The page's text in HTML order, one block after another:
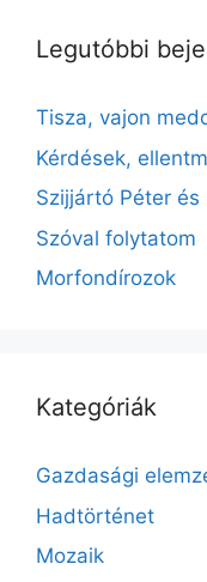
Legutóbbi
Tisza, vajon
Kérdések,
Szijjártó Péter és
Szóval folytatom
Morfondírozok
Kategóriák
Gazdasági
Hadtörténet
Mozaik